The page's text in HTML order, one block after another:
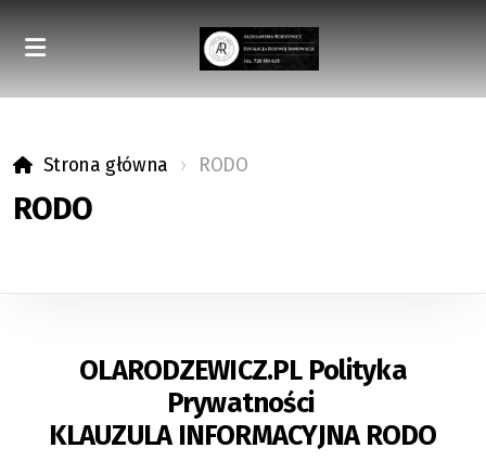
Strona główna RODO
RODO
OLARODZEWICZ.PL Polityka
Prywatności
KLAUZULA INFORMACYJNA RODO